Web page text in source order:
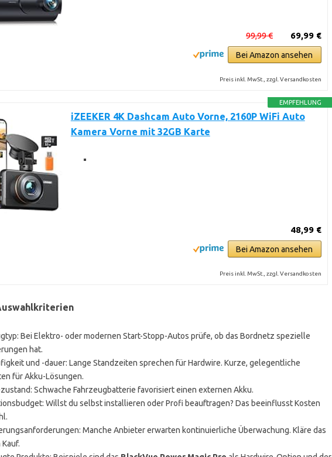
69,99 €
99,99 €
Bei Amazon ansehen
Preis inkl. MwSt., zzgl. Versandkosten
EMPFEHLUNG
iZEEKER 4K Dashcam Auto Vorne, 2160P WiFi Auto
Kamera Vorne mit 32GB Karte
48,99 €
Bei Amazon ansehen
Preis inkl. MwSt., zzgl. Versandkosten
Bei Elektro- oder modernen Start-Stopp-Autos prüfe, ob das Bordnetz spezielle
hat.
und -dauer: Lange Standzeiten sprechen für Hardwire. Kurze, gelegentliche
für Akku-Lösungen.
Schwache Fahrzeugbatterie favorisiert einen externen Akku.
Willst du selbst installieren oder Profi beauftragen? Das beeinflusst Kosten
Manche Anbieter erwarten kontinuierliche Überwachung. Kläre das